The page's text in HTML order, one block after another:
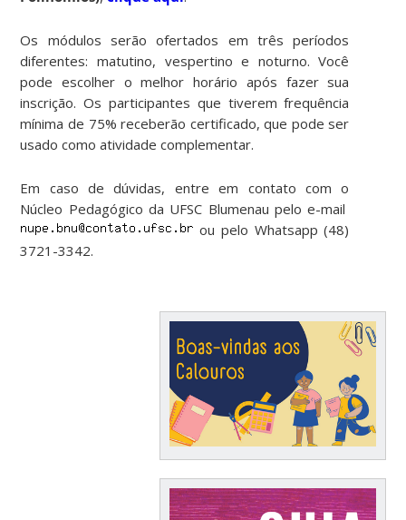
Os módulos serão ofertados em três períodos
diferentes: matutino, vespertino e noturno. Você
pode escolher o melhor horário após fazer sua
inscrição. Os participantes que tiverem frequência
mínima de 75% receberão certificado, que pode ser
usado como atividade complementar.
Em caso de dúvidas, entre em contato com o
Núcleo Pedagógico da UFSC Blumenau pelo e-mail
ou pelo Whatsapp (48)
3721-3342.